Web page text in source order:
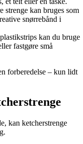
strenge kan bruges som
snørrebånd i
kan du bruge
fastgøre små
forberedelse – kun lidt
kan ketcherstrenge